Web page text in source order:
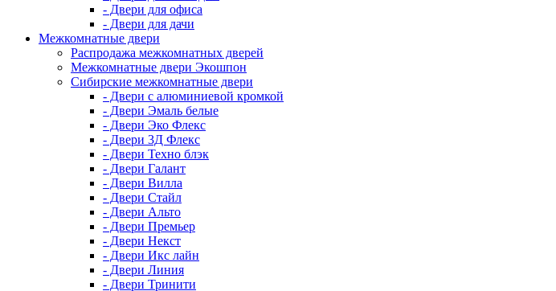
- Двери для офиса
- Двери для дачи
Межкомнатные двери
Распродажа межкомнатных дверей
Межкомнатные двери Экошпон
Сибирские межкомнатные двери
- Двери с алюминиевой кромкой
- Двери Эмаль белые
- Двери Эко Флекс
- Двери 3Д Флекс
- Двери Техно блэк
- Двери Галант
- Двери Вилла
- Двери Стайл
- Двери Альто
- Двери Премьер
- Двери Некст
- Двери Икс лайн
- Двери Линия
- Двери Тринити